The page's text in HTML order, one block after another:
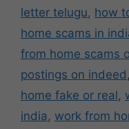
letter telugu, how
home scams in
from home scams
postings on indeed ,
home fake or real,
india, work from